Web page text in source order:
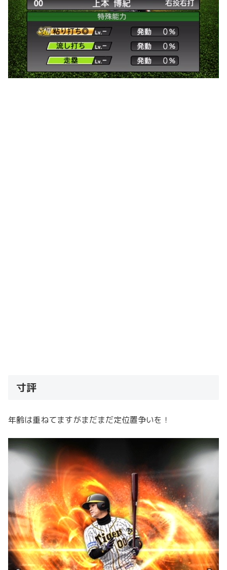
寸評
年齢は重ねてますがまだまだ定位置争いを！